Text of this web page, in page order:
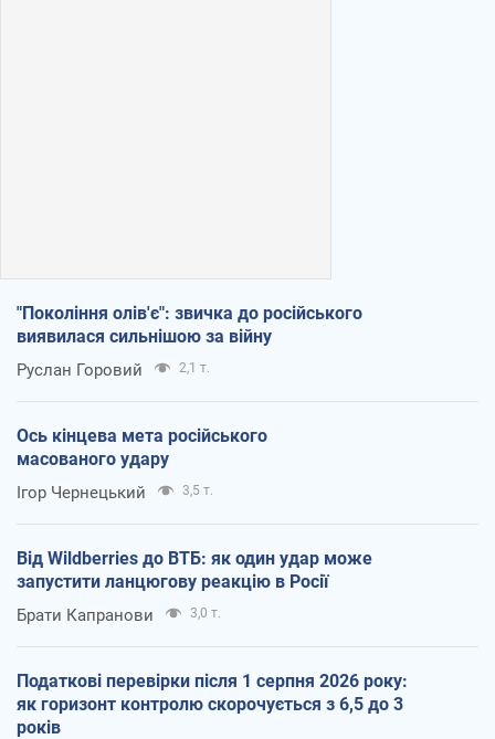
"Покоління олів'є": звичка до російського
виявилася сильнішою за війну
Руслан Горовий 2,1 т.
Ось кінцева мета російського
масованого удару
Ігор Чернецький 3,5 т.
Від Wildberries до ВТБ: як один удар може
запустити ланцюгову реакцію в Росії
Брати Капранови 3,0 т.
Податкові перевірки після 1 серпня 2026 року:
як горизонт контролю скорочується з 6,5 до 3
років